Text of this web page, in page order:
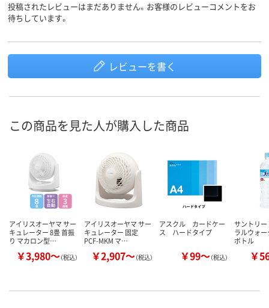
投稿されたレビューはまだありません。お客様のレビューコメントをお
待ちしています。
レビューを書く
この商品を見た人が購入した商品
アイリスオーヤマ サー
キュレーター 8畳 首振
り マカロン型…
￥3,980～（税込）
アイリスオーヤマ サー
キュレーター 固定
PCF-MKM マ…
￥2,907～（税込）
アスクル カードケー
ス ハードタイプ
￥99～（税込）
サントリー
ラルウォ
ボトル
￥